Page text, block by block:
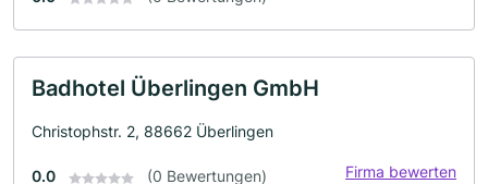
Badhotel Überlingen GmbH
Christophstr. 2, 88662 Überlingen
0.0 (0 Bewertungen) Firma bewerten